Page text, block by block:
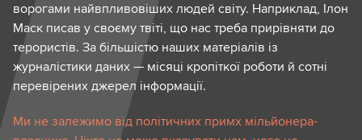
ворогами найвпливовіших людей світу. Наприклад, Ілон
Маск писав у своєму твіті, що нас треба прирівняти до
терористів. За більшістю наших матеріалів із
журналістики даних — місяці кропіткої роботи й сотні
перевірених джерел інформації.
Ми не залежимо від політичних примх мільйонера-